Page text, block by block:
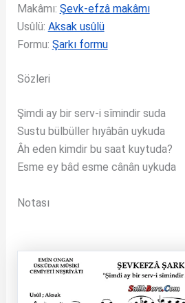
Makâmı: Şevk-efzâ makâmı
Usûlü: Aksak usûlü
Formu: Şarkı formu
Sözleri
Şimdi ay bir serv-i sîmindir suda
Sustu bülbüller hıyâbân uykuda
Âh eden kimdir bu saat kuytuda?
Esme ey bâd esme cânân uykuda
Notası